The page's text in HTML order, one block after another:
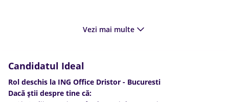
Vezi mai multe
Candidatul Ideal
Rol deschis la ING Office Dristor - Bucuresti
Dacă ştii despre tine că: